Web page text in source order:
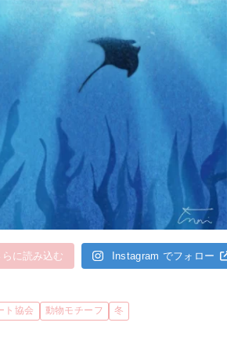
らに読み込む Instagram でフォロー
ト協会 動物モチーフ 冬